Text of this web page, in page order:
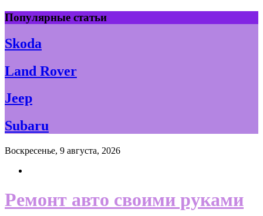
Skip
to
content
Популярные статьи
Skoda
Land Rover
Jeep
Subaru
Воскресенье, 9 августа, 2026
Ремонт авто своими руками